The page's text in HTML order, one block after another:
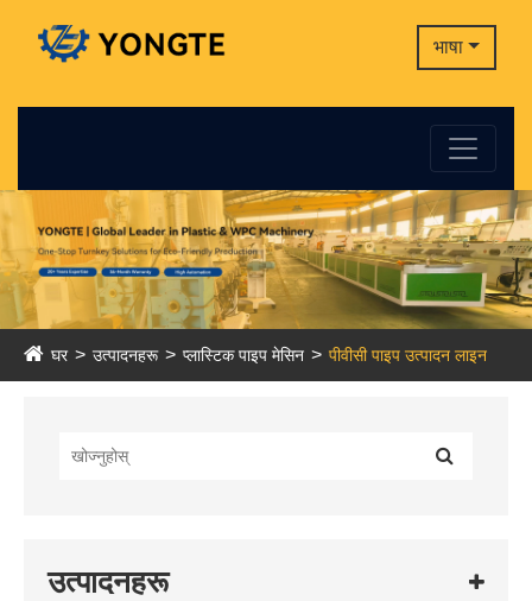
भाषा
घर उत्पादनहरू प्लास्टिक पाइप मेसिन पीवीसी पाइप उत्पादन लाइन
उत्पादनहरू